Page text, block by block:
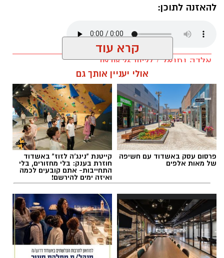
להאזנה לתוכן:
אלדה נתנאל / 10:27 09.08.26
תגים:כביש 232
קרא עוד
אולי יעניין אותך גם
פרסום עסק באשדוד עם חשיפה
של מאות אלפים
קייטנת "נינג'ה לזוז" באשדוד
חוזרת בענק: בלי מחזורים, בלי
התחייבות- אתם קובעים לכמה
ואיזה ימים להירשם!